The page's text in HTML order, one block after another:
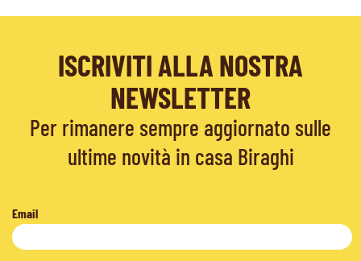
ISCRIVITI ALLA NOSTRA
NEWSLETTER
Per rimanere sempre aggiornato sulle
ultime novità in casa Biraghi
Email